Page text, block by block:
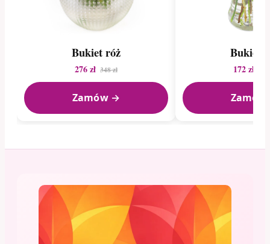
Bukiet róż
276 zł 348 zł
Zamów →
Bukiet
172 zł